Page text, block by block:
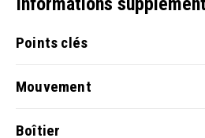
Points clés
Mouvement
Boîtier